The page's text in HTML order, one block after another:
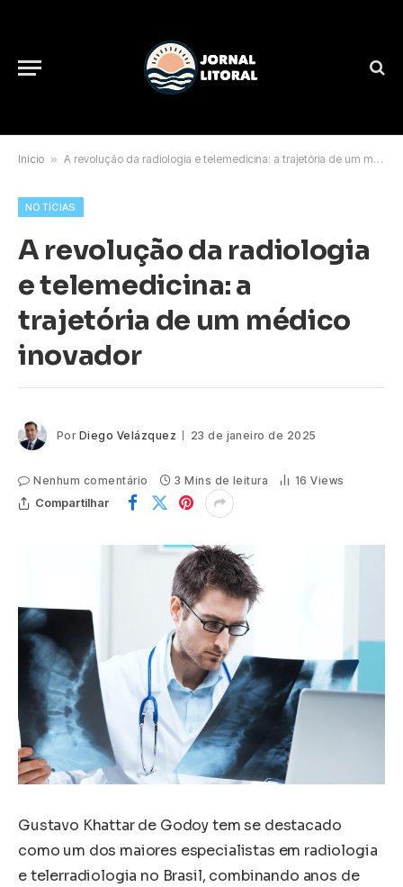
Início » A revolução da radiologia e telemedicina: a trajetória de um médico inovador
NOTÍCIAS
A revolução da radiologia
e telemedicina: a
trajetória de um médico
inovador
Por Diego Velázquez 23 de janeiro de 2025
Nenhum comentário 3 Mins de leitura 16Views
Compartilhar
Gustavo Khattar de Godoy tem se destacado
como um dos maiores especialistas em radiologia
e telerradiologia no Brasil, combinando anos de